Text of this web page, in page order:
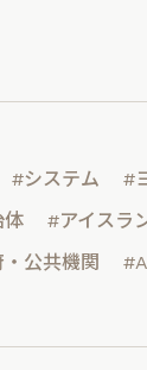
#システム #
体 #アイスラ
公共機関